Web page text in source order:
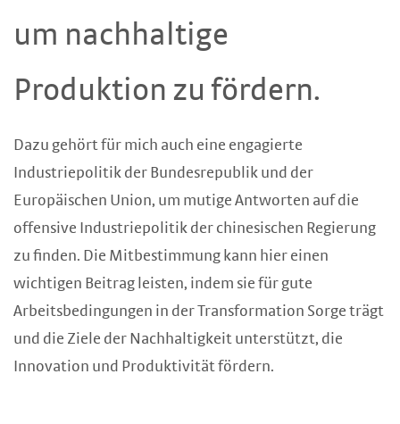
um nachhaltige
Produktion zu fördern.
Dazu gehört für mich auch eine engagierte
Industriepolitik der Bundesrepublik und der
Europäischen Union, um mutige Antworten auf die
offensive Industriepolitik der chinesischen Regierung
zu finden. Die Mitbestimmung kann hier einen
wichtigen Beitrag leisten, indem sie für gute
Arbeitsbedingungen in der Transformation Sorge trägt
und die Ziele der Nachhaltigkeit unterstützt, die
Innovation und Produktivität fördern.